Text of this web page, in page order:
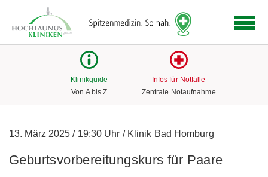
Link
zur
Klinikguide
Von A bis Z
Infos für Notfälle
Zentrale Notaufnahme
13. März 2025/19:30 Uhr /Klinik Bad Homburg
Geburtsvorbereitungskurs für Paare